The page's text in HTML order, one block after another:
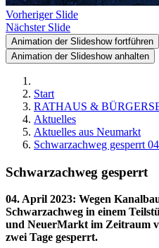
Vorheriger Slide
Nächster Slide
Animation der Slideshow fortführen
Animation der Slideshow anhalten
Start
RATHAUS &
Aktuelles
Aktuelles aus Neumarkt
Schwarzachweg gesperrt
Schwarzachweg gesperrt
04. April 2023: Wegen
Schwarzachweg in einem
und NeuerMarkt im Zeitraum
zwei Tage gesperrt.